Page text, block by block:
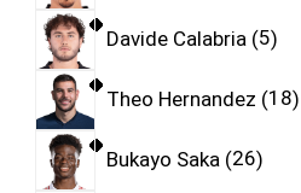
Davide Calabria 5
Theo Hernandez 18
Bukayo Saka 26